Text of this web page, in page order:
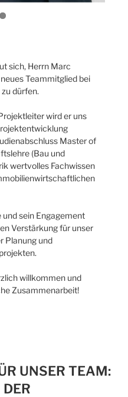
sich, Herrn Marc
Teammitglied bei
dürfen.
wird er uns
Master of
(Bau und
wertvolles Fachwissen
sein Engagement
Verstärkung für unser
Planung und
willkommen und
Zusammenarbeit!
UNSER TEAM: